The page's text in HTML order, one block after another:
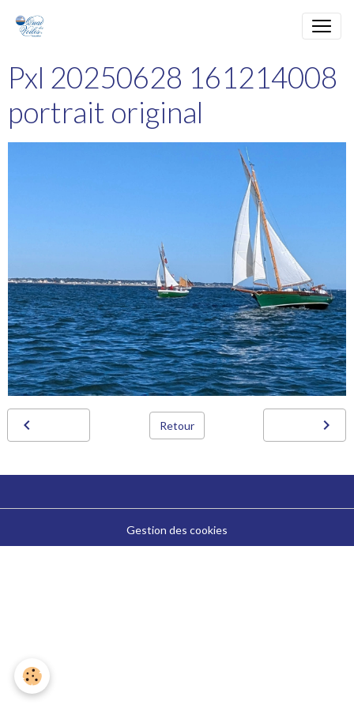
Pxl 20250628 161214008
portrait original
Retour
Gestion des cookies